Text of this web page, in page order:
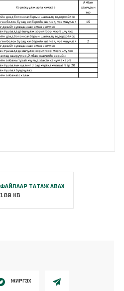
ФАЙЛААР ТАТАЖ АВАХ
189 KB
ЖИРГЭХ